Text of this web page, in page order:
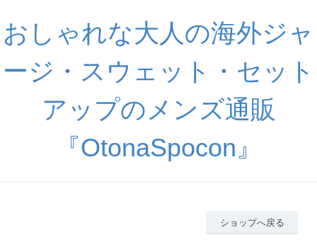
おしゃれな大人の海外ジャ
ージ・スウェット・セット
アップのメンズ通販
『OtonaSpocon』
ショップへ戻る